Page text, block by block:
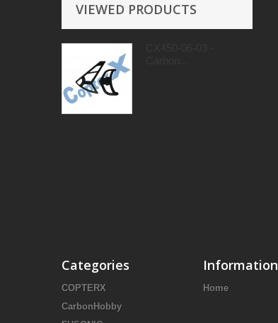
VIEWED PRODUCTS
Categories
COPTERX
CarbonHobby
Information
Home